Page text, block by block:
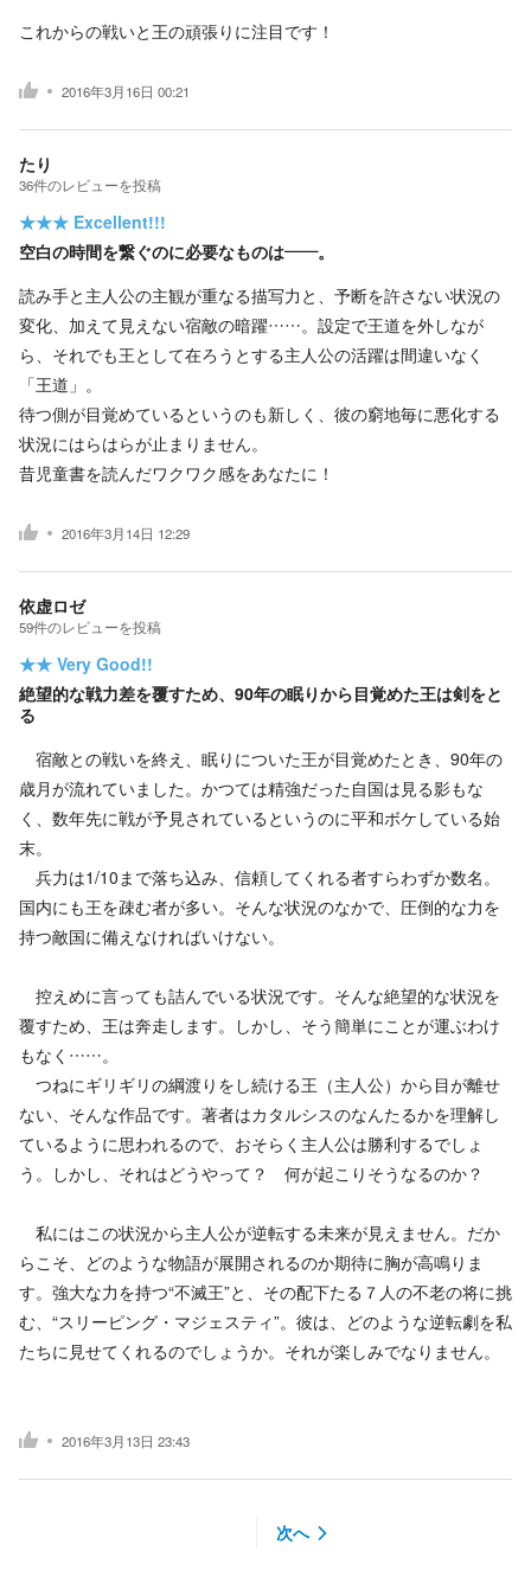
これからの戦いと王の頑張りに注目です！
2016年3月16日 00:21
たり
36件のレビューを投稿
★★★ Excellent!!!
空白の時間を繋ぐのに必要なものは――。
読み手と主人公の主観が重なる描写力と、予断を許さない状況の
変化、加えて見えない宿敵の暗躍……。設定で王道を外しなが
ら、それでも王として在ろうとする主人公の活躍は間違いなく
「王道」。
待つ側が目覚めているというのも新しく、彼の窮地毎に悪化する
状況にはらはらが止まりません。
昔児童書を読んだワクワク感をあなたに！
2016年3月14日 12:29
依虚ロゼ
59件のレビューを投稿
★★ Very Good!!
絶望的な戦力差を覆すため、90年の眠りから目覚めた王は剣をと
る
宿敵との戦いを終え、眠りについた王が目覚めたとき、90年の
歳月が流れていました。かつては精強だった自国は見る影もな
く、数年先に戦が予見されているというのに平和ボケしている始
末。
兵力は1/10まで落ち込み、信頼してくれる者すらわずか数名。
国内にも王を疎む者が多い。そんな状況のなかで、圧倒的な力を
持つ敵国に備えなければいけない。
控えめに言っても詰んでいる状況です。そんな絶望的な状況を
覆すため、王は奔走します。しかし、そう簡単にことが運ぶわけ
もなく……。
つねにギリギリの綱渡りをし続ける王（主人公）から目が離せ
ない、そんな作品です。著者はカタルシスのなんたるかを理解し
ているように思われるので、おそらく主人公は勝利するでしょ
う。しかし、それはどうやって？ 何が起こりそうなるのか？
私にはこの状況から主人公が逆転する未来が見えません。だか
らこそ、どのような物語が展開されるのか期待に胸が高鳴りま
す。強大な力を持つ“不滅王”と、その配下たる７人の不老の将に挑
む、“スリーピング・マジェスティ”。彼は、どのような逆転劇を私
たちに見せてくれるのでしょうか。それが楽しみでなりません。
2016年3月13日 23:43
次へ